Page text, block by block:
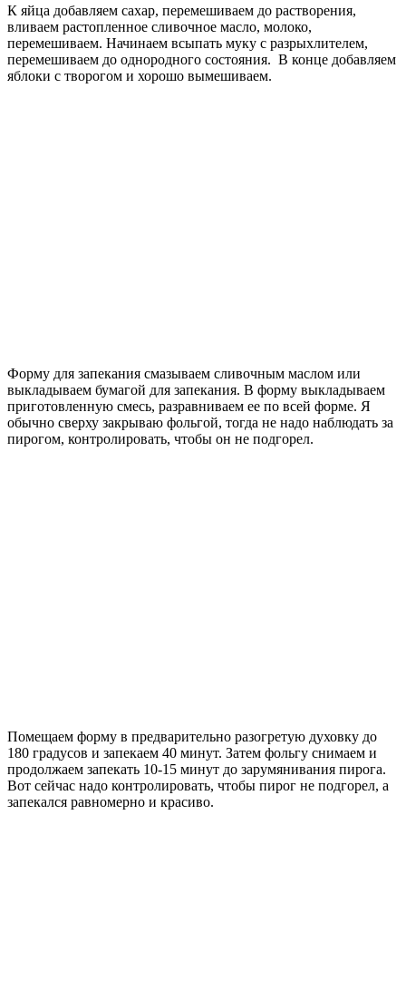
К яйца добавляем сахар, перемешиваем до растворения,
вливаем растопленное сливочное масло, молоко,
перемешиваем. Начинаем всыпать муку с разрыхлителем,
перемешиваем до однородного состояния. В конце добавляем
яблоки с творогом и хорошо вымешиваем.
Форму для запекания смазываем сливочным маслом или
выкладываем бумагой для запекания. В форму выкладываем
приготовленную смесь, разравниваем ее по всей форме. Я
обычно сверху закрываю фольгой, тогда не надо наблюдать за
пирогом, контролировать, чтобы он не подгорел.
Помещаем форму в предварительно разогретую духовку до
180 градусов и запекаем 40 минут. Затем фольгу снимаем и
продолжаем запекать 10-15 минут до зарумянивания пирога.
Вот сейчас надо контролировать, чтобы пирог не подгорел, а
запекался равномерно и красиво.